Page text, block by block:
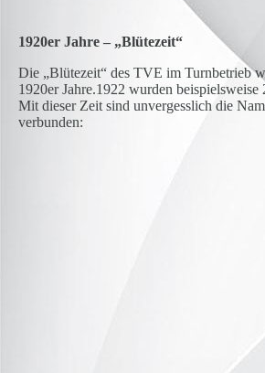
1920er Jahre – „Blütezeit“
Die „Blütezeit“ des TVE im Turnbetrieb
1920er Jahre.1922 wurden beispielsweise
Mit dieser Zeit sind unvergesslich die
verbunden: